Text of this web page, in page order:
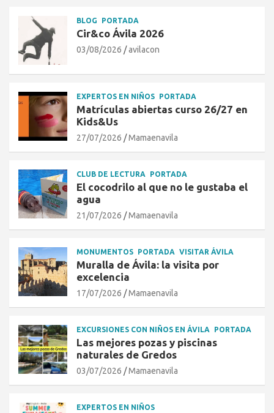
BLOG PORTADA
Cir&co Ávila 2026
03/08/2026 avilacon
EXPERTOS EN NIÑOS PORTADA
Matrículas abiertas curso 26/27 en
Kids&Us
27/07/2026 Mamaenavila
CLUB DE LECTURA PORTADA
El cocodrilo al que no le gustaba el
agua
21/07/2026 Mamaenavila
MONUMENTOS PORTADA VISITAR ÁVILA
Muralla de Ávila: la visita por
excelencia
17/07/2026 Mamaenavila
EXCURSIONES CON NIÑOS EN ÁVILA PORTADA
Las mejores pozas y piscinas
naturales de Gredos
03/07/2026 Mamaenavila
EXPERTOS EN NIÑOS